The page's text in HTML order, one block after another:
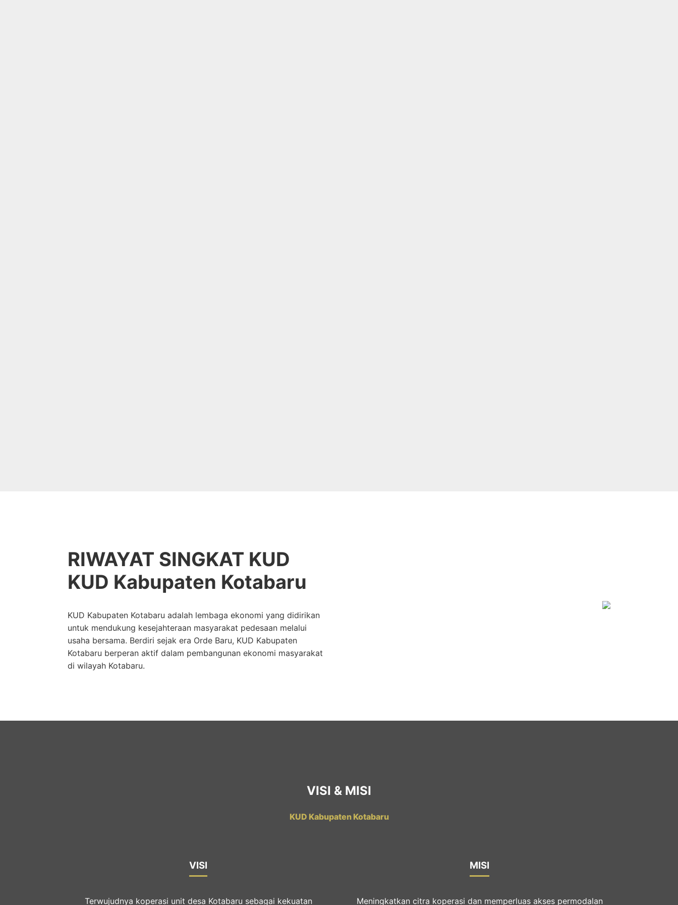
RIWAYAT SINGKAT KUD
KUD Kabupaten Kotabaru
KUD Kabupaten Kotabaru adalah lembaga ekonomi yang didirikan
untuk mendukung kesejahteraan masyarakat pedesaan melalui
usaha bersama. Berdiri sejak era Orde Baru, KUD Kabupaten
Kotabaru berperan aktif dalam pembangunan ekonomi masyarakat
di wilayah Kotabaru.
VISI & MISI
KUD Kabupaten Kotabaru
VISI
Terwujudnya koperasi unit desa Kotabaru sebagai kekuatan
MISI
Meningkatkan citra koperasi dan memperluas akses permodalan